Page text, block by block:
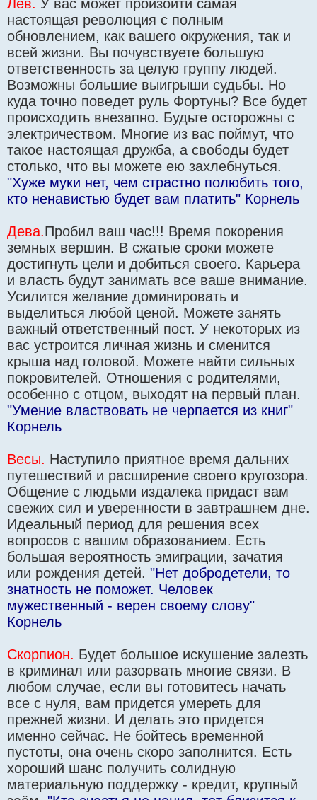
Лев. У вас может произойти самая
настоящая революция с полным
обновлением, как вашего окружения, так и
всей жизни. Вы почувствуете большую
ответственность за целую группу людей.
Возможны большие выигрыши судьбы. Но
куда точно поведет руль Фортуны? Все будет
происходить внезапно. Будьте осторожны с
электричеством. Многие из вас поймут, что
такое настоящая дружба, а свободы будет
столько, что вы можете ею захлебнуться.
"Хуже муки нет, чем страстно полюбить того,
кто ненавистью будет вам платить" Корнель
Дева.Пробил ваш час!!! Время покорения
земных вершин. В сжатые сроки можете
достигнуть цели и добиться своего. Карьера
и власть будут занимать все ваше внимание.
Усилится желание доминировать и
выделиться любой ценой. Можете занять
важный ответственный пост. У некоторых из
вас устроится личная жизнь и сменится
крыша над головой. Можете найти сильных
покровителей. Отношения с родителями,
особенно с отцом, выходят на первый план.
"Умение властвовать не черпается из книг"
Корнель
Весы. Наступило приятное время дальних
путешествий и расширение своего кругозора.
Общение с людьми издалека придаст вам
свежих сил и уверенности в завтрашнем дне.
Идеальный период для решения всех
вопросов с вашим образованием. Есть
большая вероятность эмиграции, зачатия
или рождения детей. "Нет добродетели, то
знатность не поможет. Человек
мужественный - верен своему слову"
Корнель
Скорпион. Будет большое искушение залезть
в криминал или разорвать многие связи. В
любом случае, если вы готовитесь начать
все с нуля, вам придется умереть для
прежней жизни. И делать это придется
именно сейчас. Не бойтесь временной
пустоты, она очень скоро заполнится. Есть
хороший шанс получить солидную
материальную поддержку - кредит, крупный